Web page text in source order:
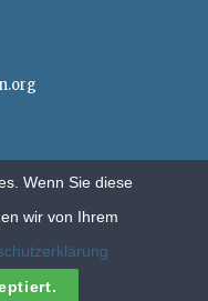
. All Rights Reserved.
Themes
Wenn Sie diese
wir von Ihrem